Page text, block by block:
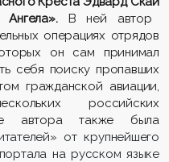
В ней
автор
операциях отрядов
он сам принимал
себя поиску пропавших
гражданской авиации,
российских
автора также была
от крупнейшего
на русском языке